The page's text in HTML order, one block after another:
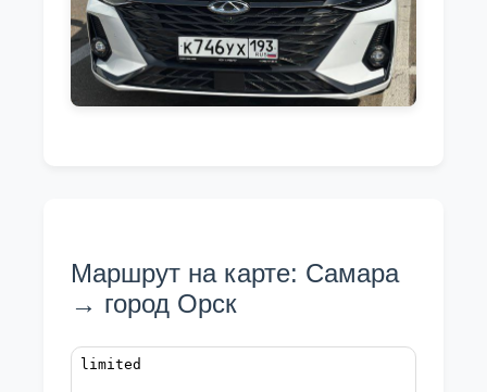
Маршрут на карте: Самара
→ город Орск